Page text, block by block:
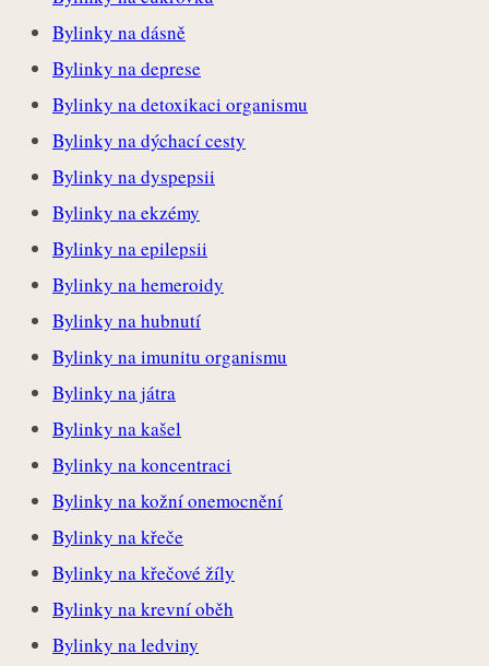
Bylinky na dásně
Bylinky na deprese
Bylinky na detoxikaci organismu
Bylinky na dýchací cesty
Bylinky na dyspepsii
Bylinky na ekzémy
Bylinky na epilepsii
Bylinky na hemeroidy
Bylinky na hubnutí
Bylinky na imunitu organismu
Bylinky na játra
Bylinky na kašel
Bylinky na koncentraci
Bylinky na kožní onemocnění
Bylinky na křeče
Bylinky na křečové žíly
Bylinky na krevní oběh
Bylinky na ledviny